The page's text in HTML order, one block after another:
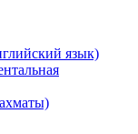
язык)